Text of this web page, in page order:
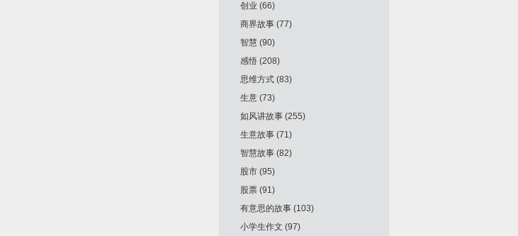
创业 (66)
商界故事 (77)
智慧 (90)
感悟 (208)
思维方式 (83)
生意 (73)
如风讲故事 (255)
生意故事 (71)
智慧故事 (82)
股市 (95)
股票 (91)
有意思的故事 (103)
小学生作文 (97)